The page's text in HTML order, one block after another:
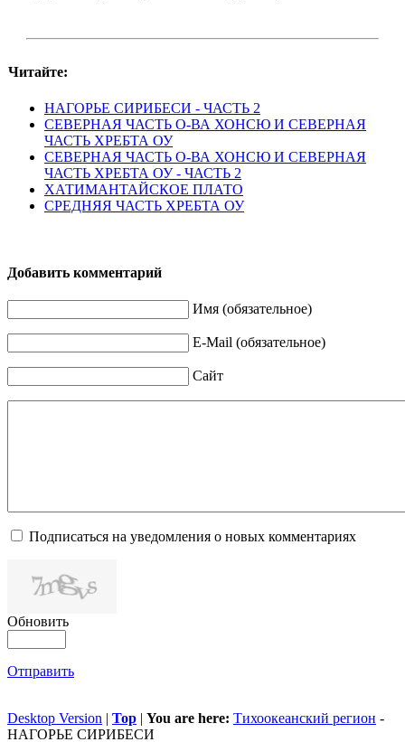
Читайте:
НАГОРЬЕ СИРИБЕСИ - ЧАСТЬ 2
СЕВЕРНАЯ ЧАСТЬ О-ВА ХОНСЮ И СЕВЕРНАЯ
ЧАСТЬ ХРЕБТА ОУ
СЕВЕРНАЯ ЧАСТЬ О-ВА ХОНСЮ И СЕВЕРНАЯ
ЧАСТЬ ХРЕБТА ОУ - ЧАСТЬ 2
ХАТИМАНТАЙСКОЕ ПЛАТО
СРЕДНЯЯ ЧАСТЬ ХРЕБТА ОУ
Добавить комментарий
Имя (обязательное)
E-Mail (обязательное)
Сайт
Подписаться на уведомления о новых комментариях
Обновить
Отправить
Desktop Version | Top | You are here: Тихоокеанский регион -
НАГОРЬЕ СИРИБЕСИ